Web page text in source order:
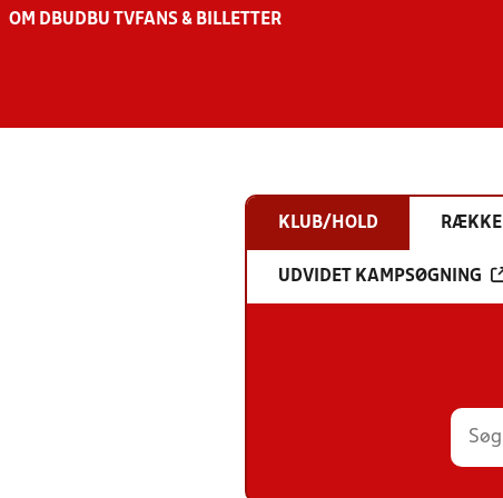
OM DBU DBU TV FANS & BILLETTER
KLUB/HOLD RÆKKE
UDVIDET KAMPSØGNING